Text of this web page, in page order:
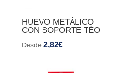
HUEVO METÁLICO
CON SOPORTE TÉO
Desde 2,82€